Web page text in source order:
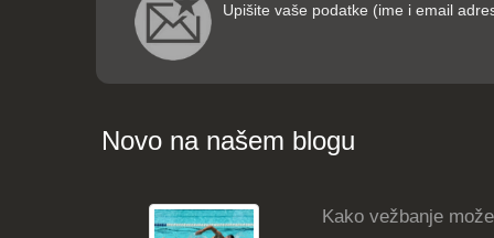
Upišite vaše podatke (ime i email
Novo na našem blogu
Kako vežbanje